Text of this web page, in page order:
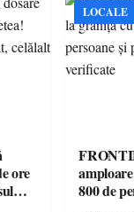
ore
LOCALE
800 de